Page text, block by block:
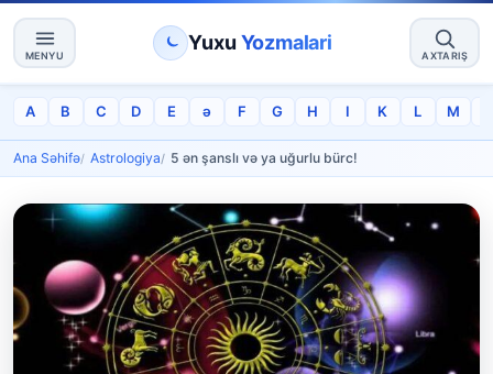
MENYU
Yuxu Yozmalari
AXTARIŞ
A B C D E ə F G H I K L M
Ana Səhifə Astrologiya 5 ən şanslı və ya uğurlu bürc!